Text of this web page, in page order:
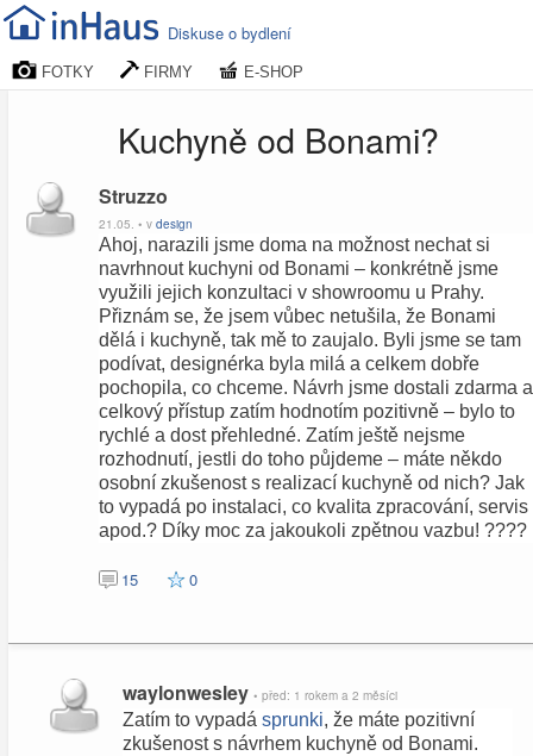
Diskuse o bydlení
FOTKY FIRMY E-SHOP
Kuchyně od Bonami?
Struzzo
21.05. • v design
Ahoj, narazili jsme doma na možnost nechat si
navrhnout kuchyni od Bonami – konkrétně jsme
využili jejich konzultaci v showroomu u Prahy.
Přiznám se, že jsem vůbec netušila, že Bonami
dělá i kuchyně, tak mě to zaujalo. Byli jsme se tam
podívat, designérka byla milá a celkem dobře
pochopila, co chceme. Návrh jsme dostali zdarma a
celkový přístup zatím hodnotím pozitivně – bylo to
rychlé a dost přehledné. Zatím ještě nejsme
rozhodnutí, jestli do toho půjdeme – máte někdo
osobní zkušenost s realizací kuchyně od nich? Jak
to vypadá po instalaci, co kvalita zpracování, servis
apod.? Díky moc za jakoukoli zpětnou vazbu! ????
15 0
waylonwesley • před: 1 rokem a 2 měsíci
Zatím to vypadá sprunki, že máte pozitivní
zkušenost s návrhem kuchyně od Bonami.